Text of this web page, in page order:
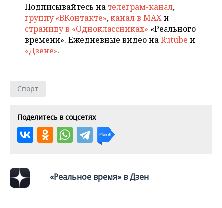
Подписывайтесь на телеграм-канал,
группу «ВКонтакте»,канал в MAXи
страницу в «Одноклассниках» «Реального
времени». Ежедневные видео наRutube и
«Дзене».
Спорт
Поделитесь в соцсетях
«Реальное время» в Дзен